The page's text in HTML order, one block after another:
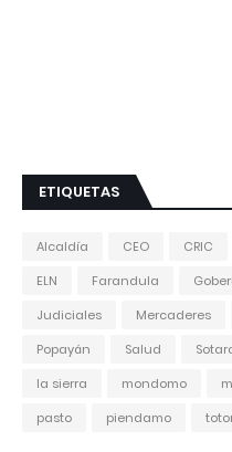
ETIQUETAS
Alcaldía CEO CRIC
ELN
Farandula
Judiciales
Mercaderes
Popayán
Salud
la sierra
mondomo
pasto
piendamo